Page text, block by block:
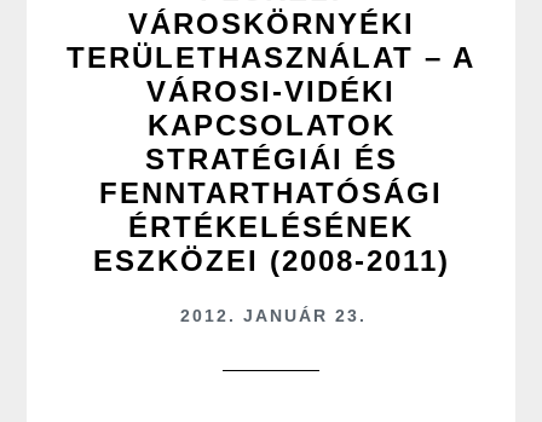
VÁROSKÖRNYÉKI
TERÜLETHASZNÁLAT – A
VÁROSI-VIDÉKI
KAPCSOLATOK
STRATÉGIÁI ÉS
FENNTARTHATÓSÁGI
ÉRTÉKELÉSÉNEK
ESZKÖZEI (2008-2011)
2012. JANUÁR 23.